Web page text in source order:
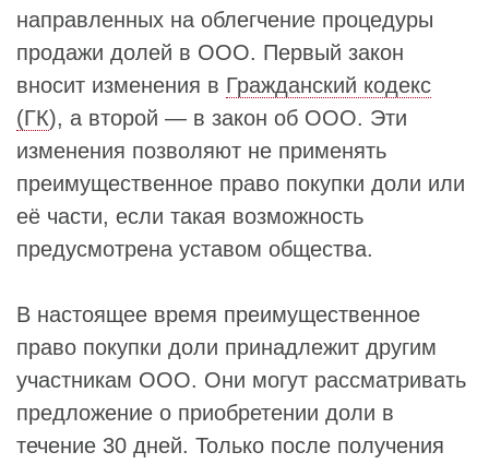
направленных на облегчение процедуры
продажи долей в ООО. Первый закон
вносит изменения в Гражданский кодекс
(ГК), а второй — в закон об ООО. Эти
изменения позволяют не применять
преимущественное право покупки доли или
её части, если такая возможность
предусмотрена уставом общества.
В настоящее время преимущественное
право покупки доли принадлежит другим
участникам ООО. Они могут рассматривать
предложение о приобретении доли в
течение 30 дней. Только после получения